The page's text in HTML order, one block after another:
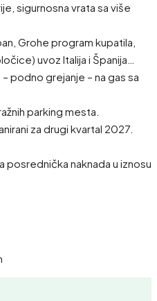
sigurnosna vrata sa više
Grohe program kupatila,
uvoz Italija i Španija…
podno grejanje – na gas sa
parking mesta.
za drugi kvartal 2027.
posrednička naknada u iznosu